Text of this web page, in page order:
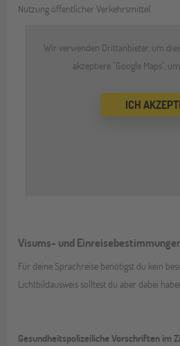
Nutzung öffentlicher Verkehrsmittel.
Wir verwenden Drittanbieter, um
akzeptiere "Google Maps",
ICH
Visums- und
Für deine Sprachreise benötigst du kein
Lichtbildausweis solltest du aber dabei
Gesundheitspolizeiliche Vorschriften im